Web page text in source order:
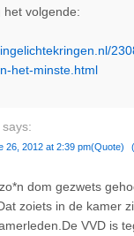
het volgende:
het-minste.html
says:
26, 2012 at 2:39 pm(Quote)
dom gezwets
zoiets in de kamer
VVD is